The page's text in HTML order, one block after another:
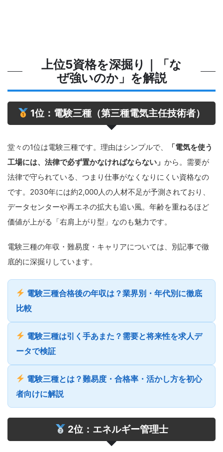
上位5資格を深掘り｜「な
ぜ強いのか」を解説
1位：電験三種（第三種電気主任技術者）
堂々の1位は電験三種です。理由はシンプルで、
「電気を使う
工場には、法律で必ず置かなければならない」 から。需要が
法律で守られている、つまり仕事がなくなりにくい資格なの
です。2030年には約2,000人の人材不足が予測されており、
データセンターや再エネの拡大も追い風。年齢を重ねるほど
価値が上がる「右肩上がり型」なのも魅力です。
電験三種の年収・難易度・キャリアについては、別記事で徹
底的に深掘りしています。
電験三種合格後の年収は？業界別・年代別に徹底
比較
電験三種は引く手あまた？需要と将来性を求人デ
ータで検証
電験三種とは？難易度・合格率・活かし方を初心
者向けに解説
2位：エネルギー管理士